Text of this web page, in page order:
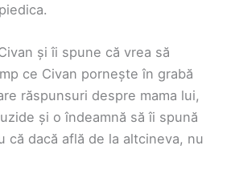
și îi spune că vrea să
ce Civan pornește în grabă
răspunsuri despre mama lui,
și o îndeamnă să îi spună
că dacă află de la altcineva, nu